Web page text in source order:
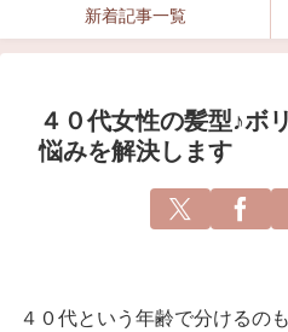
新着記事一覧
４０代女性の髪型♪ボ
悩みを解決します
４０代という年齢で分けるの